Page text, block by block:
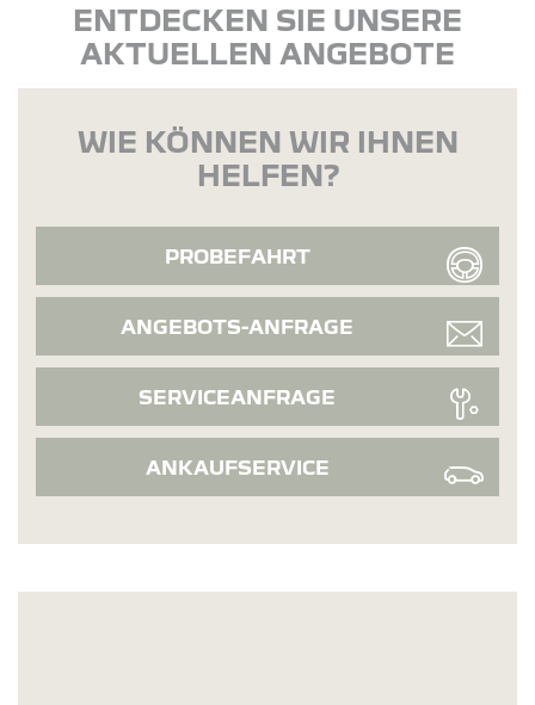
ENTDECKEN SIE UNSERE
AKTUELLEN ANGEBOTE
WIE KÖNNEN WIR IHNEN
HELFEN?
PROBEFAHRT
ANGEBOTS-ANFRAGE
SERVICEANFRAGE
ANKAUFSERVICE